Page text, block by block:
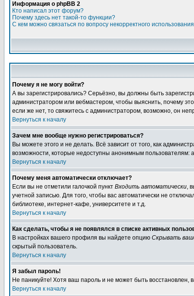
Информация о phpBB 2
Кто написал этот форум?
Почему здесь нет такой-то функции?
С кем можно связаться по вопросу некорректного
Почему я не могу войти?
А вы зарегистрировались? Серьёзно, вы должны быть
администратором или вебмастером, чтобы выяснить, почему
если же нет, то свяжитесь с администратором, возможно, он
Вернуться к началу
Зачем мне вообще нужно регистрироваться?
Вы можете этого и не делать. Всё зависит от того, как
возможности, которые недоступны анонимным пользователям:
Вернуться к началу
Почему меня автоматически отключает?
Если вы не отметили галочкой пункт Входить автоматически,
учетной записью. Для того, чтобы вас автоматически не
библиотеке, интернет-кафе, университете и т.д.
Вернуться к началу
Как сделать, чтобы я не появлялся в списке активных
В настройках вашего профиля вы найдете опцию Скрывать
скрытый пользователь.
Вернуться к началу
Я забыл пароль!
Не паникуйте! Хотя ваш пароль и не может быть восстановлен,
Вернуться к началу